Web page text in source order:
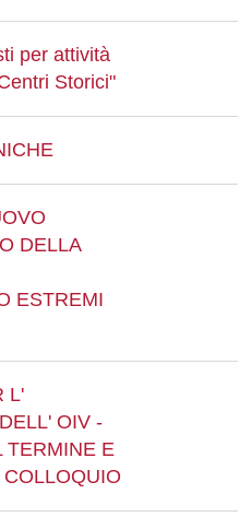
per attività
Storici"
DELLA
ESTREMI
L'
OIV -
TERMINE E
COLLOQUIO